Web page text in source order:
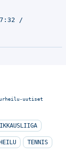
uutiset
TENNIS